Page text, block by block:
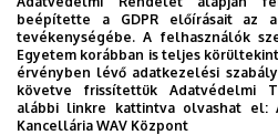
Univerzum: A
titkos receptjei
KUTATÁS TUDOMÁNY
beépítette a GDPR előírásait az
tevékenységébe. A felhasználók
Egyetem korábban is teljes
érvényben lévő adatkezelési
követve frissítettük Adatvédelmi
alábbi linkre kattintva olvashat el:
Kancellária WAV Központ